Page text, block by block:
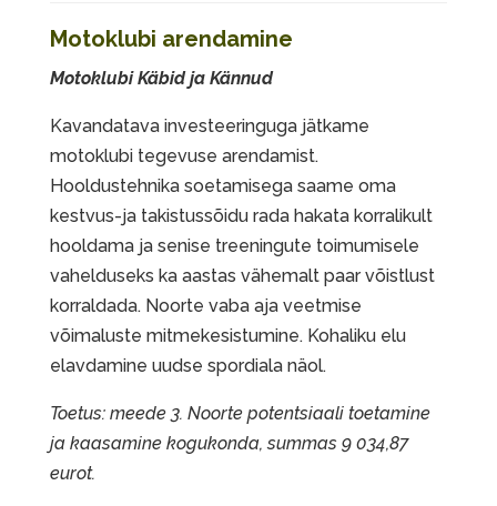
Motoklubi arendamine
Motoklubi Käbid ja Kännud
Kavandatava investeeringuga jätkame
motoklubi tegevuse arendamist.
Hooldustehnika soetamisega saame oma
kestvus-ja takistussõidu rada hakata korralikult
hooldama ja senise treeningute toimumisele
vahelduseks ka aastas vähemalt paar võistlust
korraldada. Noorte vaba aja veetmise
võimaluste mitmekesistumine. Kohaliku elu
elavdamine uudse spordiala näol.
Toetus: meede 3. Noorte potentsiaali toetamine
ja kaasamine kogukonda, summas 9 034,87
eurot.